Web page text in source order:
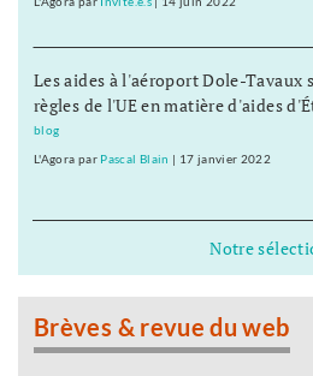
Les aides à l'aéroport Dole-Tavaux
règles de l'UE en matière d'aides
blog
L'Agora par Pascal Blain | 17 janvier 2022
Notre
Brèves & revue du web